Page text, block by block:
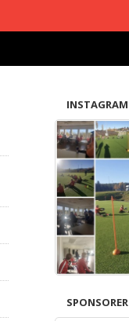
INSTAGRAM
SPONSORER